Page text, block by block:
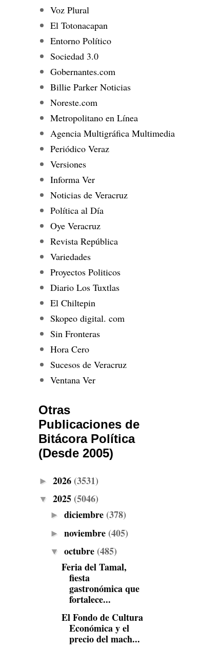
Voz Plural
El Totonacapan
Entorno Político
Sociedad 3.0
Gobernantes.com
Billie Parker Noticias
Noreste.com
Metropolitano en Línea
Agencia Multigráfica Multimedia
Periódico Veraz
Versiones
Informa Ver
Noticias de Veracruz
Política al Día
Oye Veracruz
Revista República
Variedades
Proyectos Politicos
Diario Los Tuxtlas
El Chiltepin
Skopeo digital. com
Sin Fronteras
Hora Cero
Sucesos de Veracruz
Ventana Ver
Otras
Publicaciones de
Bitácora Política
(Desde 2005)
► 2026 (3531)
▼ 2025 (5046)
► diciembre (378)
► noviembre (405)
▼ octubre (485)
Feria del Tamal,
fiesta
gastronómica que
fortalece...
El Fondo de Cultura
Económica y el
precio del mach...